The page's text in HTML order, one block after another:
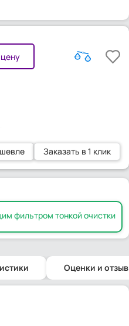
Заказать в 1 клик
фильтром тонкой очистки
Оценки и